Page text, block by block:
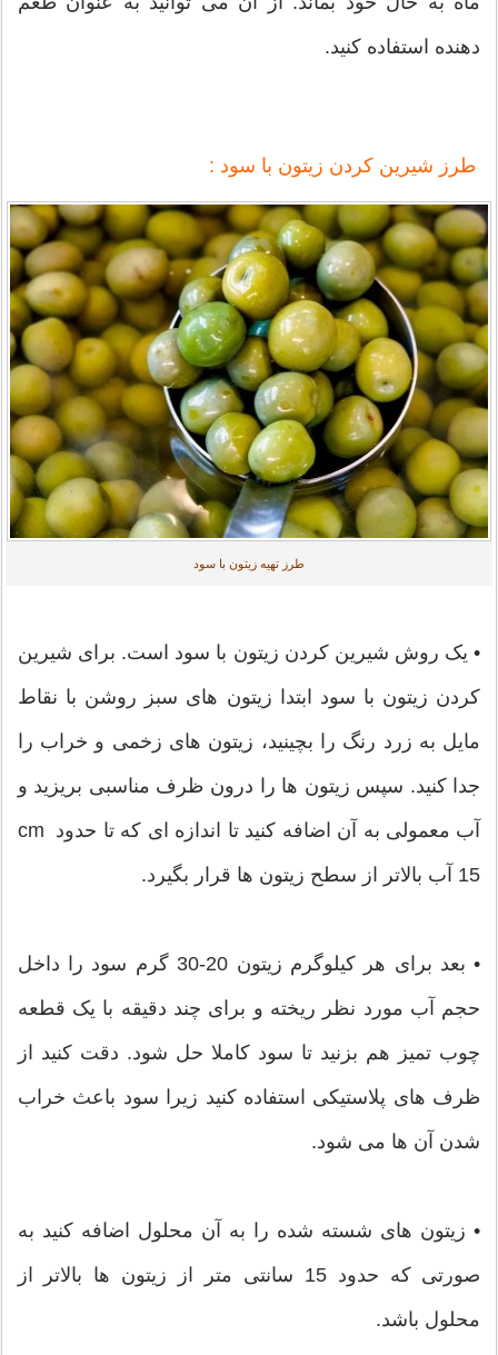
دهنده استفاده کنید.
طرز شيرين كردن زيتون با سود :
طرز تهیه زیتون با سود
• یک روش شيرين كردن زيتون با سود است. برای شیرین
کردن زیتون با سود ابتدا زیتون های سبز روشن با نقاط
مایل به زرد رنگ را بچینید، زیتون های زخمی و خراب را
جدا کنید. سپس زیتون ها را درون ظرف مناسبی بریزید و
آب معمولی به آن اضافه کنید تا اندازه ا‌ی که تا حدود cm
15 آب بالاتر از سطح زیتون ها قرار بگیرد.
• بعد برای هر کیلوگرم زیتون 20-30 گرم سود را داخل
حجم آب مورد نظر ریخته و برای چند دقیقه با یک قطعه
چوب تمیز هم بزنید تا سود کاملا حل شود. دقت کنید از
ظرف های پلاستیکی استفاده کنید زیرا سود باعث خراب
شدن آن ها می شود.
• زیتون های شسته شده را به آن محلول اضافه کنید به
صورتی که حدود 15 سانتی متر از زیتون ها بالاتر از
محلول باشد.